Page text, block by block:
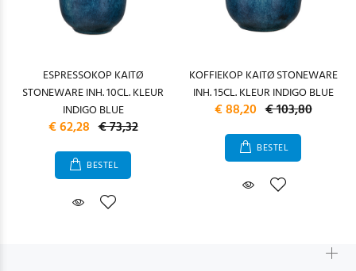
ESPRESSOKOP KAITØ
STONEWARE INH. 10CL. KLEUR
INDIGO BLUE
€ 62,28 € 73,32
BESTEL
KOFFIEKOP KAITØ STONEWARE
INH. 15CL. KLEUR INDIGO BLUE
€ 88,20 € 103,80
BESTEL